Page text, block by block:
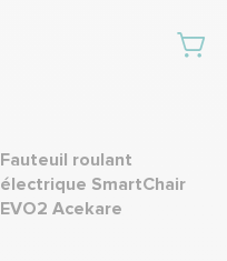
Fauteuil roulant
électrique SmartChair
EVO2 Acekare